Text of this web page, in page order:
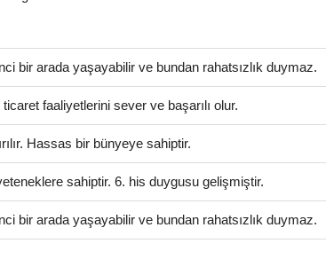
bir arada yaşayabilir ve bundan rahatsızlık duymaz.
faaliyetlerini sever ve başarılı olur.
Hassas bir bünyeye sahiptir.
sahiptir. 6. his duygusu gelişmiştir.
bir arada yaşayabilir ve bundan rahatsızlık duymaz.